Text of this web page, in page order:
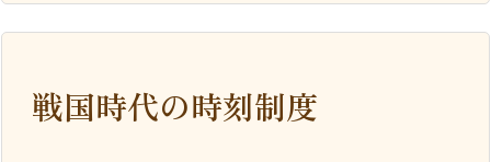
戦国時代の時刻制度